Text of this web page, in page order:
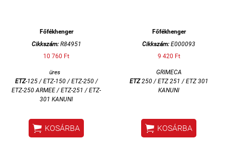
Főfékhenger
Cikkszám:R84951
10 760 Ft
üres
ETZ-125 / ETZ-150 / ETZ-250 /
ETZ-250 ARMEE / ETZ-251 / ETZ-
301 KANUNI
 KOSÁRBA
Főfékhenger
Cikkszám: E000093
9 420 Ft
GRIMECA
ETZ250 / ETZ 251 / ETZ 301
KANUNI
 KOSÁRBA